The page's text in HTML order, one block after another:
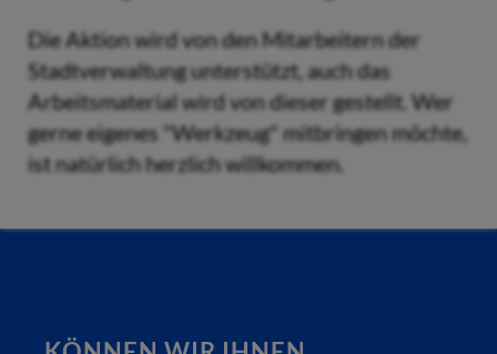
Die Aktion wird von den Mitarbeitern der
Stadtverwaltung unterstützt, auch das
Arbeitsmaterial wird von dieser gestellt. Wer
gerne eigenes "Werkzeug" mitbringen möchte,
ist natürlich herzlich willkommen.